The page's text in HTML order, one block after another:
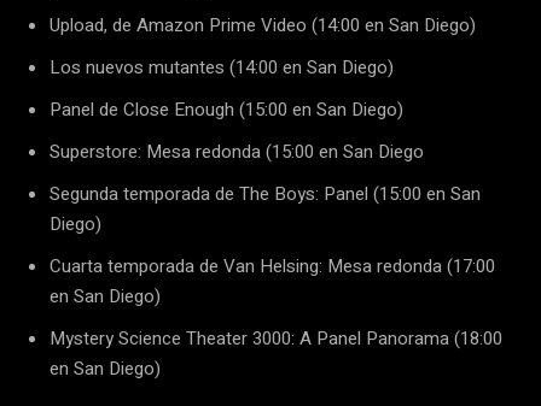
Upload, de Amazon Prime Video (14:00 en San Diego)
Los nuevos mutantes (14:00 en San Diego)
Panel de Close Enough (15:00 en San Diego)
Superstore: Mesa redonda (15:00 en San Diego
Segunda temporada de The Boys: Panel (15:00 en San
Diego)
Cuarta temporada de Van Helsing: Mesa redonda (17:00
en San Diego)
Mystery Science Theater 3000: A Panel Panorama (18:00
en San Diego)